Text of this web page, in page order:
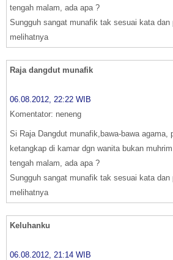
tengah malam, ada apa ?
Sungguh sangat munafik tak sesuai kata
melihatnya
Raja dangdut munafik
06.08.2012, 22:22 WIB
Komentator: neneng
Si Raja Dangdut munafik,bawa-bawa agama,
ketangkap di kamar dgn wanita bukan
tengah malam, ada apa ?
Sungguh sangat munafik tak sesuai kata
melihatnya
Keluhanku
06.08.2012, 21:14 WIB